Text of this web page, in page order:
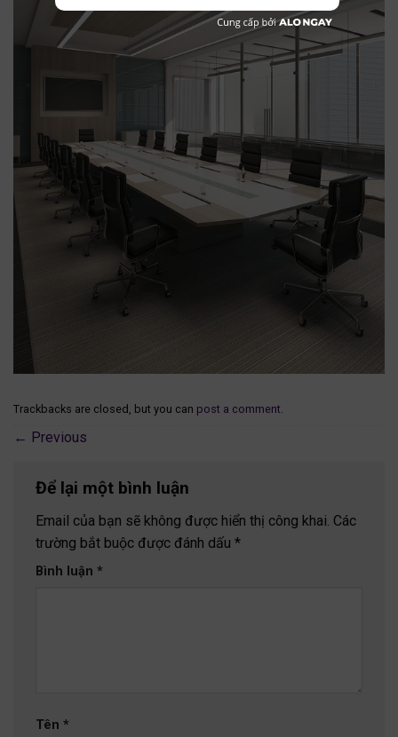
Trackbacks are closed, but you can post a comment.
← Previous
Để lại một bình luận
Email của bạn sẽ không được hiển thị công khai. Các
trường bắt buộc được đánh dấu *
Bình luận *
Tên *